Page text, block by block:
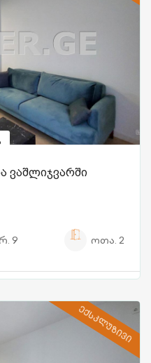
ვაშლიჯვარში
9 ოთა. 2
ᲔᲥᲡᲙᲚᲣᲖᲘᲕᲘ